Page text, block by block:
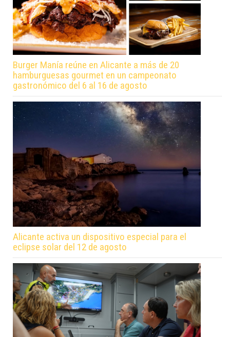
Burger Manía reúne en Alicante a más de 20
hamburguesas gourmet en un campeonato
gastronómico del 6 al 16 de agosto
Alicante activa un dispositivo especial para el
eclipse solar del 12 de agosto